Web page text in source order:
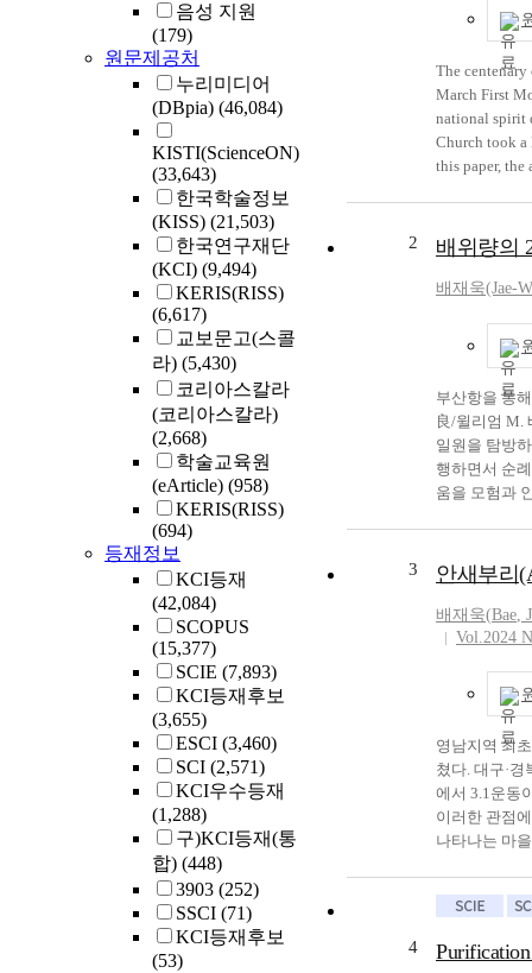
음성 지원
(179)
원문제공처
누리미디어
(DBpia) (46,084)
KISTI(ScienceON)
(33,643)
한국학술정보
(KISS) (21,503)
한국연구재단
(KCI) (9,494)
KERIS(RISS)
(6,617)
교보문고(스콜
라) (5,430)
코리아스칼라
(코리아스칼라)
(2,668)
학술교육원
(eArticle) (958)
KERIS(RISS)
(694)
등재정보
KCI등재
(42,084)
SCOPUS
(15,377)
SCIE (7,893)
KCI등재후보
(3,655)
ESCI (3,460)
SCI (2,571)
KCI우수등재
(1,288)
구)KCI등재(통
합) (448)
3903 (252)
SSCI (71)
KCI등재후보
(53)
The
March First
national spirit
Church took a
this paper, the
Busan port on
a missionary
the March
March First
building the
in June of
conducting
guests to a
persons; 4)
Daegu as
Pyongyang.
evangelize
Movement
region were
운동) was
journey has
Youngnam
leaders and
Youngnam
March First
with studies
2 배위량의
배재욱(Jae-
부산항을 통
良/윌리엄 M.
일원을 탐방
행하면서 순례했다. 배위량은 1894년 4월 22일 많은 위험과
움을 모험과
우리 한국교
세속화의 물
이 될 것이다.
하는 모험을
선교지부에
행의 결실을 맺었다. 배위량의 길은 섬기는 마음으로 그리
만들어 가야
world of
Province
evangelical journey to
many
arrived in
buying the
for his church site. Bae’s mission of spreading the Lord’s Gospel is
Korean
identity and
3 안새부리
배재욱(Bae,
Vol.2024
영남지역 최
쳤다. 대구·
에서 3.1운동
이러한 관점
나타나는 마
“안새부리
왜 신촌리 안
4